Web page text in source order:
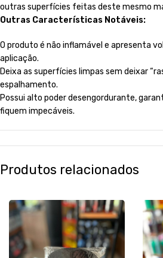
outras superfícies feitas deste mesmo
Outras Características Notáveis:
O produto é não inflamável e apresenta
aplicação.
Deixa as superfícies limpas sem deixar
espalhamento.
Possui alto poder desengordurante,
fiquem impecáveis.
Produtos relacionados